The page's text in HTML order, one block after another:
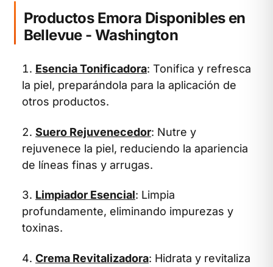
Productos Emora Disponibles en
Bellevue - Washington
Esencia Tonificadora: Tonifica y refresca
la piel, preparándola para la aplicación de
otros productos.
Suero Rejuvenecedor: Nutre y
rejuvenece la piel, reduciendo la apariencia
de líneas finas y arrugas.
Limpiador Esencial: Limpia
profundamente, eliminando impurezas y
toxinas.
Crema Revitalizadora: Hidrata y revitaliza